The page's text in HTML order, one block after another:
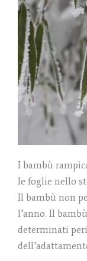
I bambù
le foglie nello
Il bambù non
l’anno. Il
determinati